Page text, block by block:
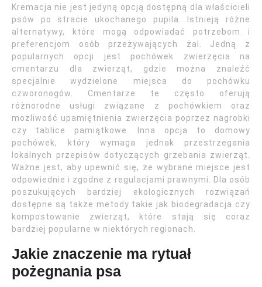
Kremacja nie jest jedyną opcją dostępną dla właścicieli
psów po stracie ukochanego pupila. Istnieją różne
alternatywy, które mogą odpowiadać potrzebom i
preferencjom osób przeżywających żal. Jedną z
popularnych opcji jest pochówek zwierzęcia na
cmentarzu dla zwierząt, gdzie można znaleźć
specjalnie wydzielone miejsca do pochówku
czworonogów. Cmentarze te często oferują
różnorodne usługi związane z pochówkiem oraz
możliwość upamiętnienia zwierzęcia poprzez nagrobki
czy tablice pamiątkowe. Inna opcja to domowy
pochówek, który wymaga jednak przestrzegania
lokalnych przepisów dotyczących grzebania zwierząt.
Ważne jest, aby upewnić się, że wybrane miejsce jest
odpowiednie i zgodne z regulacjami prawnymi. Dla osób
poszukujących bardziej ekologicznych rozwiązań
dostępne są także metody takie jak biodegradacja czy
kompostowanie zwierząt, które stają się coraz
bardziej popularne w niektórych regionach.
Jakie znaczenie ma rytuał
pożegnania psa